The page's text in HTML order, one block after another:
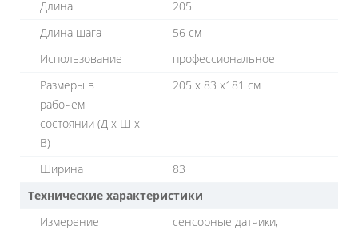
Длина
205
Длина шага
56 см
Использование
профессиональное
Размеры в
рабочем
состоянии (Д х Ш х
В)
205 x 83 x181 см
Ширина
83
Технические характеристики
Измерение
сенсорные датчики,